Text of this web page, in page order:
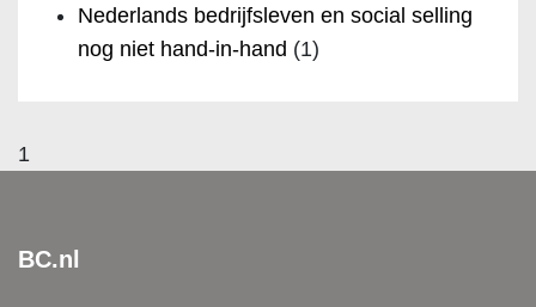
Nederlands bedrijfsleven en social selling
nog niet hand-in-hand (1)
1
BC.nl